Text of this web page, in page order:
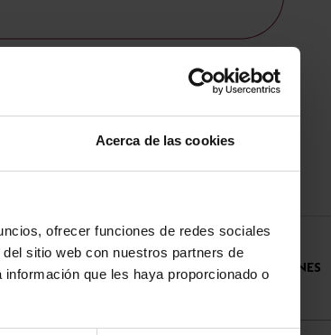
Acerca de las cookies
ofrecer funciones de redes sociales
sitio web con nuestros partners de
que les haya proporcionado o
LM/W
ESPECIFICACIONES